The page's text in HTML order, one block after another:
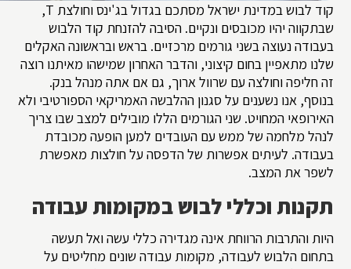
קוד לבוש במדינת ישראל מסתכם בגדול בג'ינס וחולצת T,
שבתקווה יהיו מכובסים ונקיים. הסיבה להזנחת קוד הלבוש
בעבודה נעוצה בשני גורמים מרכזיים. בראש ובראשונה האקלים
שלנו מתאפיין בחום קיצוני, והדבר האחרון שמישהו מאיתנו רוצה
זה חליפה וחולצה עם שרוול ארוך, גם אם אתה מנהל בנק.
בנוסף, אנו נשענים על סגנון ההלבשה האמריקאי הספורטיבי ולא
האירופאי המחויט. שני הגורמים הללו מובילים למצב שבו צריך
לנהל מלחמה של ממש עם העובדים למען הופעה מכובדת
בעבודה. לעיתים אפשרות של הדפסה על חולצות מאפשרת
לשפר את המצב.
תקנות וכללי לבוש במקומות עבודה
היות והתרבות הרווחת אינה מגדירה כללי עשה ואל תעשה
בתחום הלבוש לעבודה, מקומות עבודה שונים מחליטים על